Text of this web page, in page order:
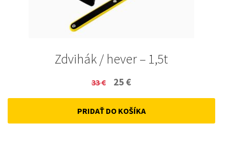
Zdvihák / hever – 1,5t
33€
Original
price
was:
25 €
price
is:
PRIDAŤ DO KOŠÍKA